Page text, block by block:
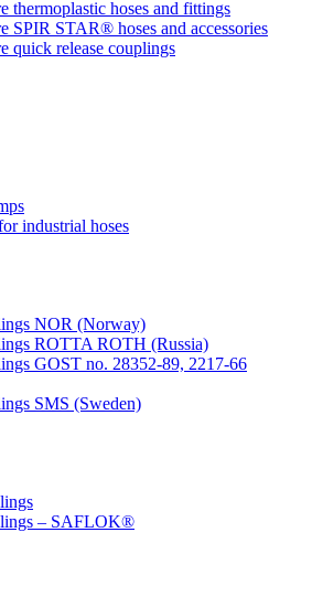
thermoplastic hoses and fittings
SPIR STAR® hoses and accessories
quick release couplings
industrial hoses
NOR (Norway)
ROTTA ROTH (Russia)
GOST no. 28352-89, 2217-66
SMS (Sweden)
– SAFLOK®